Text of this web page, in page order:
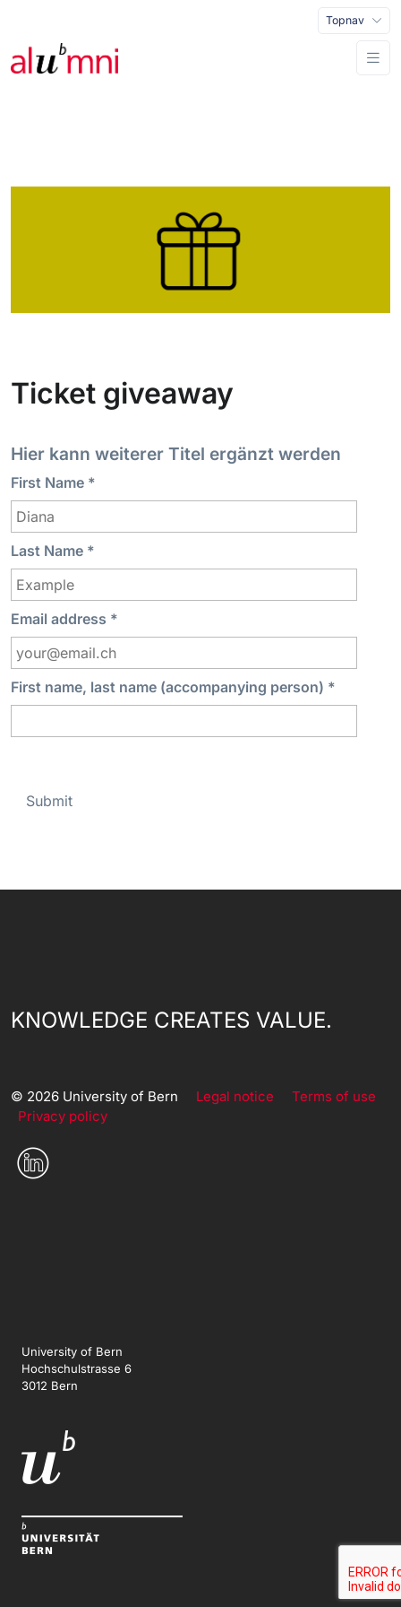
Topnav
Ticket giveaway
Hier kann weiterer Titel ergänzt werden
First Name *
Last Name *
Email address *
First name, last name (accompanying person) *
KNOWLEDGE CREATES VALUE.
© 2026 University of Bern Legal notice
Terms of use
Privacy policy
University of Bern
Hochschulstrasse 6
3012 Bern